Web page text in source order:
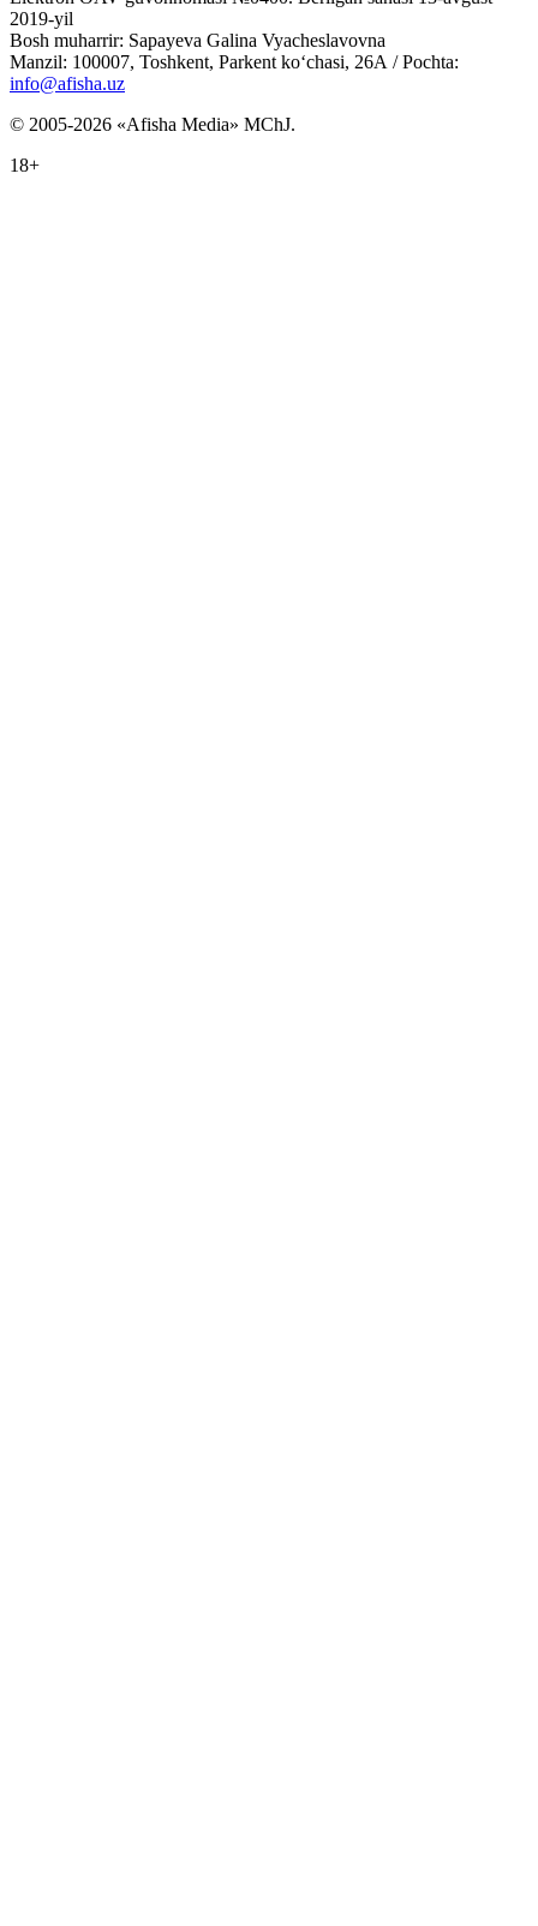
2019-yil
Bosh muharrir: Sapayeva Galina Vyacheslavovna
Manzil: 100007, Toshkent, Parkent ko‘chasi, 26А / Pochta:
info@afisha.uz
© 2005-2026 «Afisha Media» MChJ.
18+